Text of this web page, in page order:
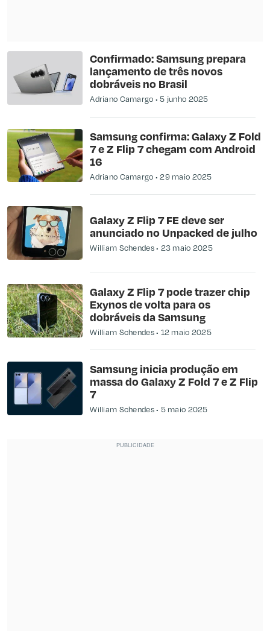
Confirmado: Samsung prepara
lançamento de três novos
dobráveis no Brasil
Adriano Camargo 5 junho 2025
Samsung confirma: Galaxy Z Fold
7 e Z Flip 7 chegam com Android
16
Adriano Camargo 29 maio 2025
Galaxy Z Flip 7 FE deve ser
anunciado no Unpacked de julho
William Schendes 23 maio 2025
Galaxy Z Flip 7 pode trazer chip
Exynos de volta para os
dobráveis da Samsung
William Schendes 12 maio 2025
Samsung inicia produção em
massa do Galaxy Z Fold 7 e Z Flip
7
William Schendes 5 maio 2025